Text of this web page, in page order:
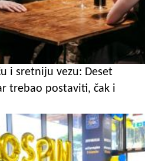
i sretniju vezu: Deset
trebao postaviti, čak i